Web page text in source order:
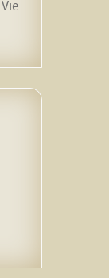
Vie